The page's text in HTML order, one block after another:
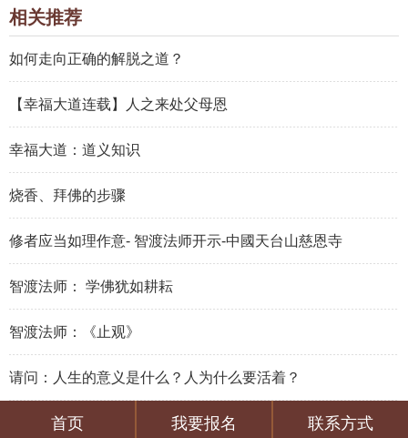
相关推荐
如何走向正确的解脱之道？
【幸福大道连载】人之来处父母恩
幸福大道：道义知识
烧香、拜佛的步骤
修者应当如理作意- 智渡法师开示-中國天台山慈恩寺
智渡法师： 学佛犹如耕耘
智渡法师：《止观》
请问：人生的意义是什么？人为什么要活着？
首页 我要报名 联系方式